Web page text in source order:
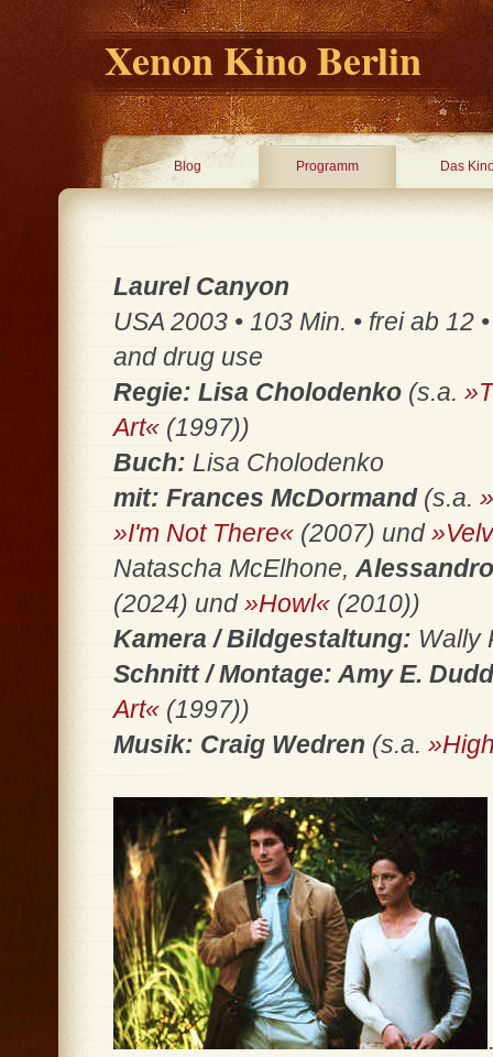
Xenon Kino Berlin
Blog Programm Das
Laurel Canyon
USA 2003 • 103 Min. • frei ab 12
and drug use
Regie: Lisa Cholodenko (s.a.
Art« (1997))
Buch: Lisa Cholodenko
mit: Frances McDormand (s.a.
»I'm Not There« (2007) und
Natascha McElhone,
(2024) und»Howl« (2010))
Kamera / Bildgestaltung: Wally
Schnitt / Montage: Amy E.
Art« (1997))
Musik: Craig Wedren (s.a.